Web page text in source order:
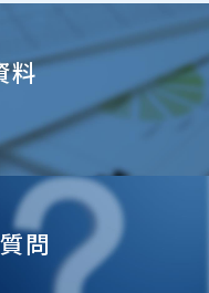
料
問